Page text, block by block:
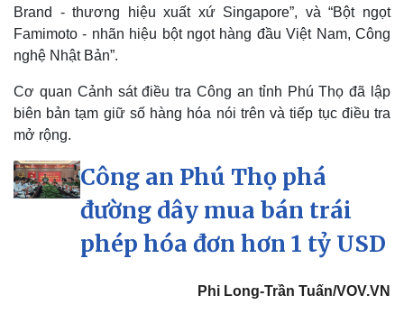
Brand - thương hiệu xuất xứ Singapore”, và “Bột ngọt
Famimoto - nhãn hiệu bột ngọt hàng đầu Việt Nam, Công
nghệ Nhật Bản”.
Cơ quan Cảnh sát điều tra Công an tỉnh Phú Thọ đã lập
biên bản tạm giữ số hàng hóa nói trên và tiếp tục điều tra
mở rộng.
Công an Phú Thọ phá
đường dây mua bán trái
phép hóa đơn hơn 1 tỷ USD
Phi Long-Trần Tuấn/VOV.VN